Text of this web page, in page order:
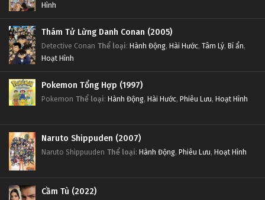
Hình
Thám Tử Lừng Danh Conan (2005)
Detective Conan Thể loại: Hành Động, Hài Hước, Tâm Lý, Bí ẩn,
Hoạt Hình
Pokemon Tổng Hợp (1997)
Pokemon Thể loại: Hành Động, Hài Hước, Phiêu Lưu, Hoạt Hình
Naruto Shippuden (2007)
Naruto Shippuuden Thể loại: Hành Động, Phiêu Lưu, Hoạt Hình
Cầm Tù (2022)